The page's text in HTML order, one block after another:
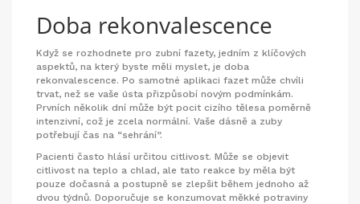
Doba rekonvalescence
Když se rozhodnete pro zubní fazety, jedním z klíčových
aspektů, na který byste měli myslet, je doba
rekonvalescence. Po samotné aplikaci fazet může chvíli
trvat, než se vaše ústa přizpůsobí novým podmínkám.
Prvních několik dní může být pocit cizího tělesa poměrně
intenzivní, což je zcela normální. Vaše dásně a zuby
potřebují čas na “sehrání”.
Pacienti často hlásí určitou citlivost. Může se objevit
citlivost na teplo a chlad, ale tato reakce by měla být
pouze dočasná a postupně se zlepšit během jednoho až
dvou týdnů. Doporučuje se konzumovat měkké potraviny